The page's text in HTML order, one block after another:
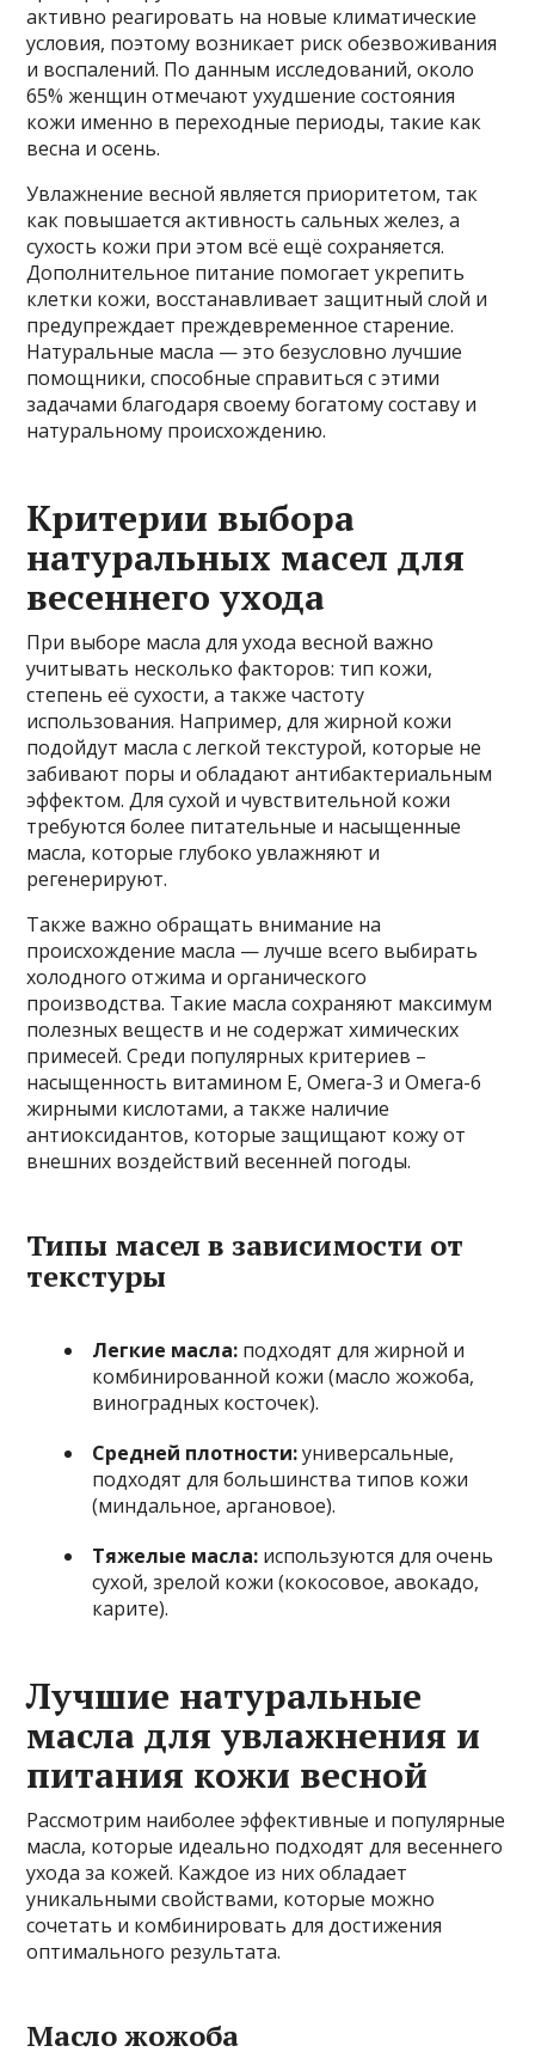
активно реагировать на новые климатические
условия, поэтому возникает риск обезвоживания
и воспалений. По данным исследований, около
65% женщин отмечают ухудшение состояния
кожи именно в переходные периоды, такие как
весна и осень.
Увлажнение весной является приоритетом, так
как повышается активность сальных желез, а
сухость кожи при этом всё ещё сохраняется.
Дополнительное питание помогает укрепить
клетки кожи, восстанавливает защитный слой и
предупреждает преждевременное старение.
Натуральные масла — это безусловно лучшие
помощники, способные справиться с этими
задачами благодаря своему богатому составу и
натуральному происхождению.
Критерии выбора
натуральных масел для
весеннего ухода
При выборе масла для ухода весной важно
учитывать несколько факторов: тип кожи,
степень её сухости, а также частоту
использования. Например, для жирной кожи
подойдут масла с легкой текстурой, которые не
забивают поры и обладают антибактериальным
эффектом. Для сухой и чувствительной кожи
требуются более питательные и насыщенные
масла, которые глубоко увлажняют и
регенерируют.
Также важно обращать внимание на
происхождение масла — лучше всего выбирать
холодного отжима и органического
производства. Такие масла сохраняют максимум
полезных веществ и не содержат химических
примесей. Среди популярных критериев –
насыщенность витамином Е, Омега-3 и Омега-6
жирными кислотами, а также наличие
антиоксидантов, которые защищают кожу от
внешних воздействий весенней погоды.
Типы масел в зависимости от
текстуры
Легкие масла: подходят для жирной и
комбинированной кожи (масло жожоба,
виноградных косточек).
Средней плотности:универсальные,
подходят для большинства типов кожи
(миндальное, аргановое).
Тяжелые масла: используются для очень
сухой, зрелой кожи (кокосовое, авокадо,
карите).
Лучшие натуральные
масла для увлажнения и
питания кожи весной
Рассмотрим наиболее эффективные и популярные
масла, которые идеально подходят для весеннего
ухода за кожей. Каждое из них обладает
уникальными свойствами, которые можно
сочетать и комбинировать для достижения
оптимального результата.
Масло жожоба